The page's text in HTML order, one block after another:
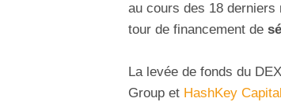
au cours des 18 derniers
tour de financement de
La levée de fonds du DEX
Group et HashKey Capital